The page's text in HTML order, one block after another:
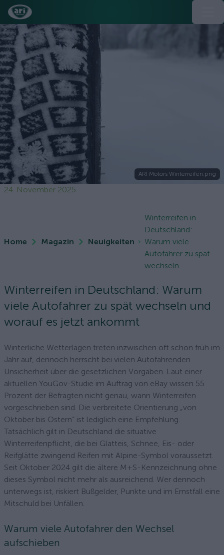
ARI Motors Winterreifen.png
24. November 2025
Home Magazin Neuigkeiten
Winterreifen in
Deutschland:
Warum viele
Autofahrer zu spät
wechseln...
Winterreifen in Deutschland: Warum
viele Autofahrer zu spät wechseln und
worauf es jetzt ankommt
Winterliche Wetterlagen treten inzwischen oft schon früh im
Jahr auf, dennoch herrscht bei vielen Autofahrenden
Unsicherheit über die gesetzlichen Vorgaben. Laut einer
aktuellen YouGov-Studie im Auftrag von eBay wissen 55
Prozent der Befragten nicht genau, wann Winterreifen
vorgeschrieben sind. Die verbreitete Orientierung „von
Oktober bis Ostern“ ist lediglich eine Empfehlung.
Tatsächlich gilt in Deutschland die situative
Winterreifenpflicht, die bei Glatteis, Schnee, Eis- oder
Reifglätte zwingend Reifen mit Alpine-Symbol voraussetzt.
Seit Oktober 2024 gilt die ältere M+S-Kennzeichnung ohne
dieses Symbol nicht mehr als ausreichend. Wer dennoch
unterwegs ist, riskiert Bußgelder, Punkte und im Ernstfall eine
Mitschuld bei Unfällen.
Warum viele Autofahrer den Wechsel
aufschieben